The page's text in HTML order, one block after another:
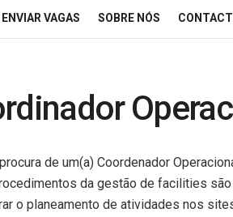
ENVIAR VAGAS SOBRE NÓS
de um(a) Coordenador
da gestão de facilities
o planeamento de atividades nos